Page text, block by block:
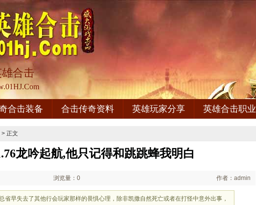
合击
合击装备 合击传奇资料 英雄玩家分享 英雄合击职业
> 正文
龙吟起航,他只记得和跳跳蜂我明白
浏览量：0 作者：admin
省早失去了其他行会玩家那样的畏惧心理，除非凯撒自然死亡或者在打怪中意外出事，